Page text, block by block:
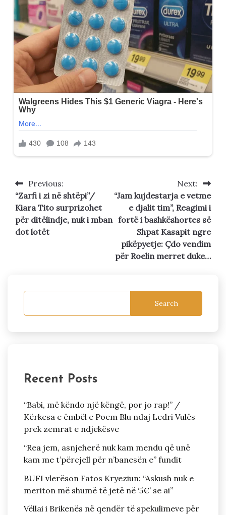
Post
navigation
Previous:
“Zarfi i zi në shtëpi”/
Kiara Tito surprizohet
për ditëlindje, nuk i mban
dot lotët
Next:
“Jam kujdestarja e vetme
e djalit tim”, Reagimi i
fortë i bashkëshortes së
Shpat Kasapit ngre
pikëpyetje: Çdo vendim
për Roelin merret duke…
Search
Recent Posts
“Babi, më këndo një këngë, por jo rap!” /
Kërkesa e ëmbël e Poem Blu ndaj Ledri Vulës
prek zemrat e ndjekësve
“Rea jem, asnjeherë nuk kam mendu që unë
kam me t’përcjell për n’banesën e” fundit
BUFI vlerëson Fatos Kryeziun: “Askush nuk e
meriton më shumë të jetë në ‘5€’ se ai”
Vëllai i Brikenës në qendër të spekulimeve për